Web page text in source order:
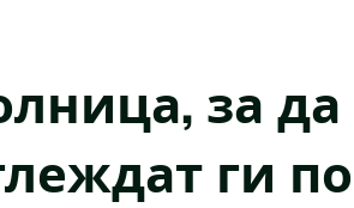
за да
ги по